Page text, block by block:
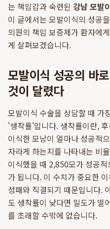
는 책임감과 숙련된 강남 모발
이 글에서는 모발이식의 성공
의원의 책임 보증제가 환자에
게 살펴보겠습니다.
모발이식 성공의 바
것이 달렸다
모발이식 수술을 상담할 때 가
'생착률'입니다. 생착률이란,
이식한 모낭이 얼마나 성공적
자라게 하는지를 나타내는 비
이식했을 때 2,850모가 성공
가 됩니다. 이 수치가 중요한
성패와 직결되기 때문입니다.
도 생착률이 낮다면 밀도가 떨
를 초래할 수밖에 없습니다.